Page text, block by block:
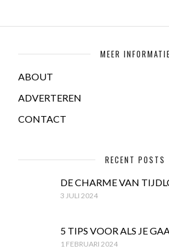
MEER INFORMATIE
ABOUT
ADVERTEREN
CONTACT
RECENT POSTS
DE CHARME VAN
3 JULI 2024
5 TIPS VOOR ALS JE
1 FEBRUARI 2024